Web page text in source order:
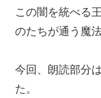
この闇を統べる
のたちが通う魔
今回、朗読部分
た。